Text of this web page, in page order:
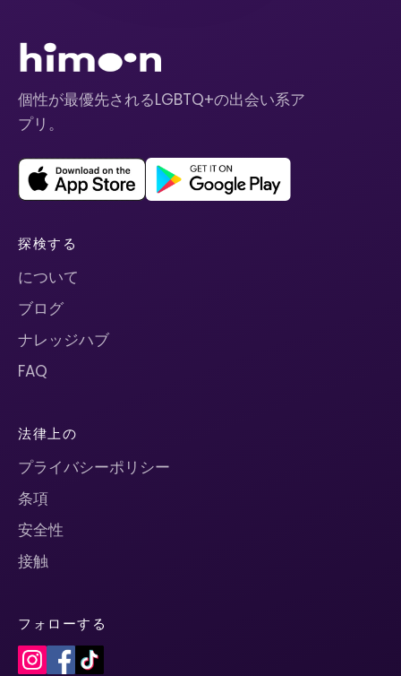
個性が最優先されるLGBTQ+の出会い系ア
プリ。
探検する
について
ブログ
ナレッジハブ
FAQ
法律上の
プライバシーポリシー
条項
安全性
接触
フォローする